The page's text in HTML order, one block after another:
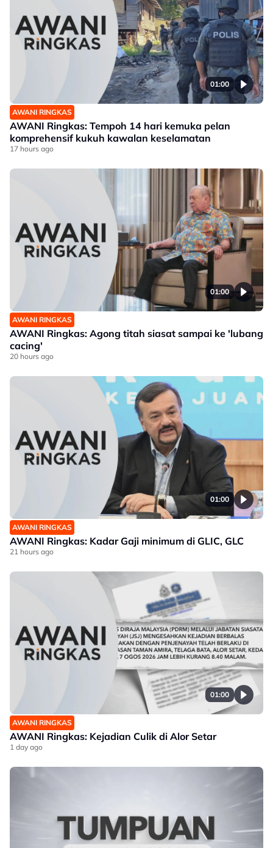
01:00
AWANI RINGKAS
AWANI Ringkas: Tempoh 14 hari kemuka pelan
komprehensif kukuh kawalan keselamatan
17 hours ago
01:00
AWANI RINGKAS
AWANI Ringkas: Agong titah siasat sampai ke 'lubang
cacing'
20 hours ago
01:00
AWANI RINGKAS
AWANI Ringkas: Kadar Gaji minimum di GLIC, GLC
21 hours ago
01:00
AWANI RINGKAS
AWANI Ringkas: Kejadian Culik di Alor Setar
1 day ago